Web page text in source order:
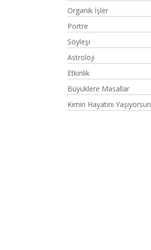
Organik İşler
Portre
Söyleşi
Astroloji
Etkinlik
Büyüklere Masallar
Kimin Hayatını Yaşıyorsun